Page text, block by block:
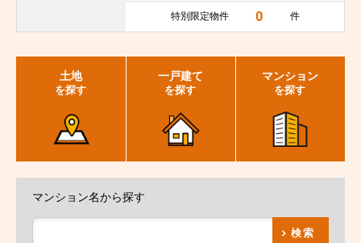
特別限定物件 0 件
土地
を探す
一戸建て
を探す
マンション
を探す
マンション名から探す
検索